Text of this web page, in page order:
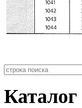
Каталог